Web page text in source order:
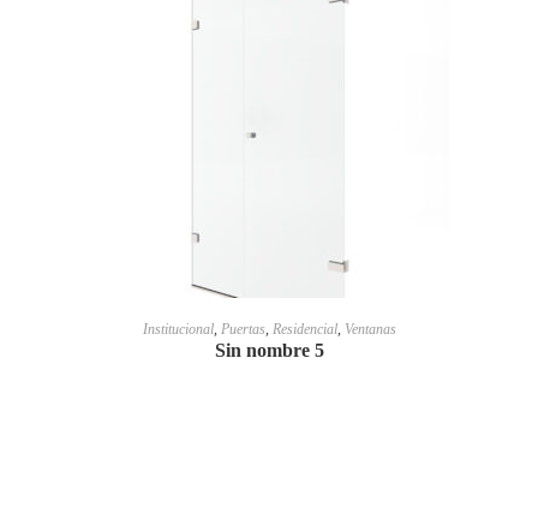
LEER MÁS
Institucional, Puertas, Residencial, Ventanas
Sin nombre 5